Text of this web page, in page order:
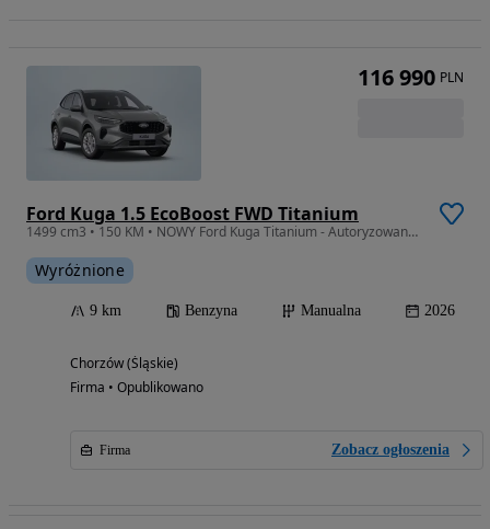
Ford Kuga 1.5 EcoBoost FWD Titanium
1499 cm3 • 150 KM • NOWY Ford Kuga Titanium - Autoryzowany Salon Ford
Wyróżnione
9 km Benzyna Manualna 2026
Chorzów (Śląskie)
Firma • Opublikowano
Firma Zobacz ogłoszenia
116 990 PLN